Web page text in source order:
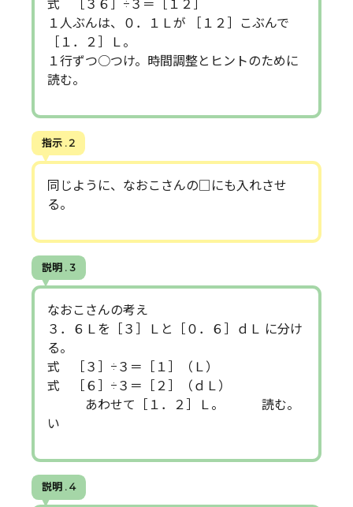
式 ［３６］÷３＝［１２］
１人ぶんは、０．１Ｌが ［１２］こぶんで
［１．２］Ｌ。
１行ずつ○つけ。時間調整とヒントのために
読む。
指示 . 2
同じように、なおこさんの□にも入れさせ
る。
説明 . 3
なおこさんの考え
３．６Ｌを［３］Ｌと［０．６］ｄＬ に分け
る。
式 ［３］÷３＝［１］（Ｌ）
式 ［６］÷３＝［２］（ｄＬ）
あわせて［１．２］Ｌ。 読む。
い
説明 . 4